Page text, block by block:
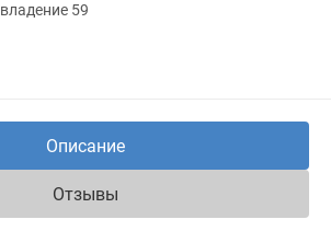
владение 59
Описание
Отзывы